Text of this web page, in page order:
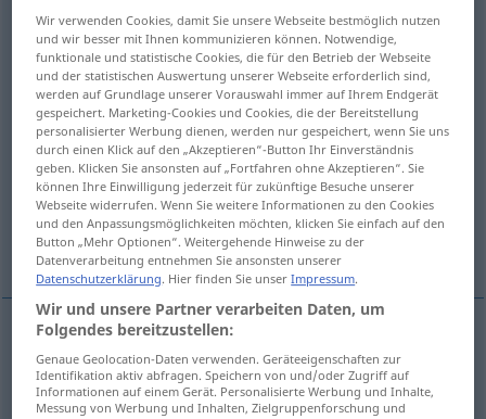
Treuherzigkeitf <Treuherzigkeit;keinpl>
Übersicht aller Übersetzungen
(Für mehr Details die Übersetzung anklicken/antippen)
guilelessness, artlessness
ingenuousness, naïveté, naiveté, naïvety
candidness, frankness
guilelessness Treuherzigkeit Arglosigkeit
artlessness TreuherzigkeitArglosigkeit
Wir verwenden Cookies, damit Sie unsere Webseite bestmöglich nutzen
und wir besser mit Ihnen kommunizieren können. Notwendige,
funktionale und statistische Cookies, die für den Betrieb der Webseite
und der statistischen Auswertung unserer Webseite erforderlich sind,
werden auf Grundlage unserer Vorauswahl immer auf Ihrem Endgerät
gespeichert. Marketing-Cookies und Cookies, die der Bereitstellung
personalisierter Werbung dienen, werden nur gespeichert, wenn Sie uns
durch einen Klick auf den „Akzeptieren“-Button Ihr Einverständnis
geben. Klicken Sie ansonsten auf „Fortfahren ohne Akzeptieren“. Sie
können Ihre Einwilligung jederzeit für zukünftige Besuche unserer
Webseite widerrufen. Wenn Sie weitere Informationen zu den Cookies
und den Anpassungsmöglichkeiten möchten, klicken Sie einfach auf den
Button „Mehr Optionen“. Weitergehende Hinweise zu der
Datenverarbeitung entnehmen Sie ansonsten unserer
Datenschutzerklärung. Hier finden Sie unserImpressum.
Wir und unsere Partner verarbeiten Daten, um
Folgendes bereitzustellen:
Genaue Geolocation-Daten verwenden. Geräteeigenschaften zur
Identifikation aktiv abfragen. Speichern von und/oder Zugriff auf
Informationen auf einem Gerät. Personalisierte Werbung und Inhalte,
Messung von Werbung und Inhalten, Zielgruppenforschung und